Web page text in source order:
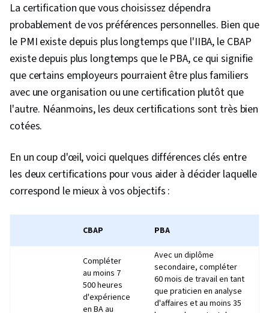
données, Importation/exportation de données,
Science des données, Intégrité des données,
Traitement des données, Google Sheets,
Éthique des données, Saisie de données,
Logiciel de tableur, Création de tableaux de
bord, IBM Cognos Analytics, Tableau de bord,
Histogramme, Logiciel de visualisation de
Visualisation interactive des données, Logiciel
de veille stratégique, Intégrations AI, Élicitation
des exigences, IA générative, Workflows d'IA,
Communication avec les parties prenantes,
Prise de décision fondée sur des données,
Amélioration des processus, Analyse des
besoins, Gestion du flux de travail, Intelligence
artificielle, Automatisation des processus
d'entreprise, Gestion des risques, Gestion de
La certification que vous choisissez dépendra
probablement de vos préférences personnelles. Bien que
le PMI existe depuis plus longtemps que l'IIBA, le CBAP
existe depuis plus longtemps que le PBA, ce qui signifie
que certains employeurs pourraient être plus familiers
avec une organisation ou une certification plutôt que
l'autre. Néanmoins, les deux certifications sont très bien
cotées.
En un coup d'œil, voici quelques différences clés entre
les deux certifications pour vous aider à décider laquelle
correspond le mieux à vos objectifs :
CBAP PBA
Compléter
au moins 7
500 heures
d'expérience
en BA au
Avec un diplôme
secondaire, compléter
60 mois de travail en tant
que praticien en analyse
d'affaires et au moins 35